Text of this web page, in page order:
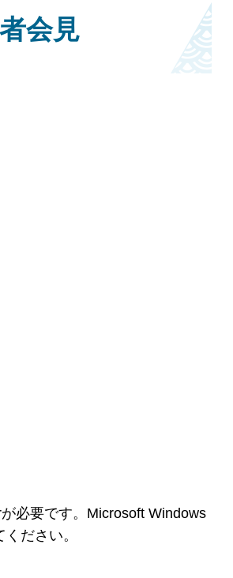
会見
必要です。Microsoft Windows
ださい。